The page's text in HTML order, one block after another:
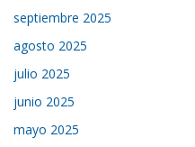
septiembre 2025
agosto 2025
julio 2025
junio 2025
mayo 2025